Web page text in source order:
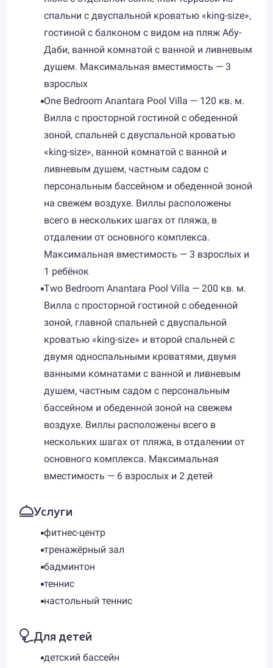
спальни с двуспальной кроватью «king-size»,
гостиной с балконом с видом на пляж Абу-
Даби, ванной комнатой с ванной и ливневым
душем. Максимальная вместимость — 3
взрослых
One Bedroom Anantara Pool Villa — 120 кв. м.
Вилла с просторной гостиной с обеденной
зоной, спальней с двуспальной кроватью
«king-size», ванной комнатой с ванной и
ливневым душем, частным садом с
персональным бассейном и обеденной зоной
на свежем воздухе. Виллы расположены
всего в нескольких шагах от пляжа, в
отдалении от основного комплекса.
Максимальная вместимость — 3 взрослых и
1 ребёнок
Two Bedroom Anantara Pool Villa — 200 кв. м.
Вилла с просторной гостиной с обеденной
зоной, главной спальней с двуспальной
кроватью «king-size» и второй спальней с
двумя односпальными кроватями, двумя
ванными комнатами с ванной и ливневым
душем, частным садом с персональным
бассейном и обеденной зоной на свежем
воздухе. Виллы расположены всего в
нескольких шагах от пляжа, в отдалении от
основного комплекса. Максимальная
вместимость — 6 взрослых и 2 детей
Услуги
фитнес-центр
тренажёрный зал
бадминтон
теннис
настольный теннис
Для детей
детский бассейн